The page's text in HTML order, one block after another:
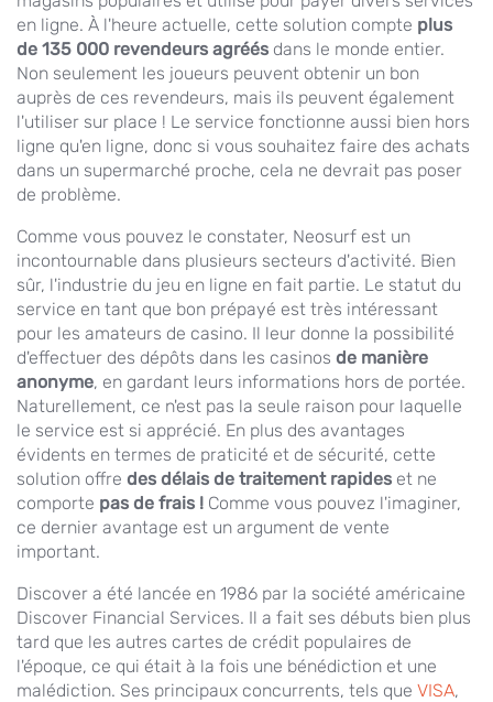
en ligne. À l'heure actuelle, cette solution compte plus
de 135 000 revendeurs agréés dans le monde entier.
Non seulement les joueurs peuvent obtenir un bon
auprès de ces revendeurs, mais ils peuvent également
l'utiliser sur place ! Le service fonctionne aussi bien hors
ligne qu'en ligne, donc si vous souhaitez faire des achats
dans un supermarché proche, cela ne devrait pas poser
de problème.
Comme vous pouvez le constater, Neosurf est un
incontournable dans plusieurs secteurs d'activité. Bien
sûr, l'industrie du jeu en ligne en fait partie. Le statut du
service en tant que bon prépayé est très intéressant
pour les amateurs de casino. Il leur donne la possibilité
d'effectuer des dépôts dans les casinos de manière
anonyme, en gardant leurs informations hors de portée.
Naturellement, ce n'est pas la seule raison pour laquelle
le service est si apprécié. En plus des avantages
évidents en termes de praticité et de sécurité, cette
solution offre des délais de traitement rapides et ne
comporte pas de frais ! Comme vous pouvez l'imaginer,
ce dernier avantage est un argument de vente
important.
Discover a été lancée en 1986 par la société américaine
Discover Financial Services. Il a fait ses débuts bien plus
tard que les autres cartes de crédit populaires de
l'époque, ce qui était à la fois une bénédiction et une
malédiction. Ses principaux concurrents, tels que VISA,